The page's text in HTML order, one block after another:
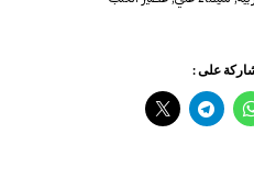
على :